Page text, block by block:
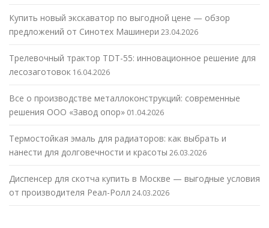
Купить новый экскаватор по выгодной цене — обзор
предложений от Синотех Машинери 23.04.2026
Трелевочный трактор TDT-55: инновационное решение для
лесозаготовок 16.04.2026
Все о производстве металлоконструкций: современные
решения ООО «Завод опор» 01.04.2026
Термостойкая эмаль для радиаторов: как выбрать и
нанести для долговечности и красоты 26.03.2026
Диспенсер для скотча купить в Москве — выгодные условия
от производителя Реал-Ролл 24.03.2026